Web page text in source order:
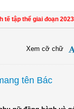
giai đoạn 2023 - 2025 |
Xem cỡ chữ
tên Bác